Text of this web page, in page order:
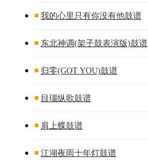
我的心里只有你没有他鼓谱
东北神调(架子鼓表演版)鼓谱
归零(GOT YOU)鼓谱
目瑙纵歌鼓谱
肩上蝶鼓谱
江湖夜雨十年灯鼓谱